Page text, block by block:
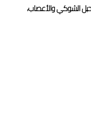
الشوكي والأعصاب،